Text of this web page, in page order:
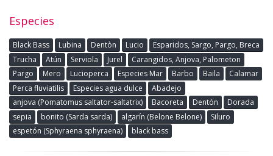
Especies
Black Bass Lubina Dentòn Lucio
Esparidos, Sargo, Pargo, Breca
Trucha
Atún Serviola Jurel
Carangidos, Anjova, Palometon
Pargo
Mero Lucioperca Especies Mar Barbo Baila
Calamar
Perca fluviatilis
Especies agua dulce
Abadejo
anjova (Pomatomus saltator-saltatrix)
Bacoreta Dentón
Dorada
sepia
bonito (Sarda sarda) algarín (Belone Belone)
Siluro
espetón (Sphyraena sphyraena)
black bass